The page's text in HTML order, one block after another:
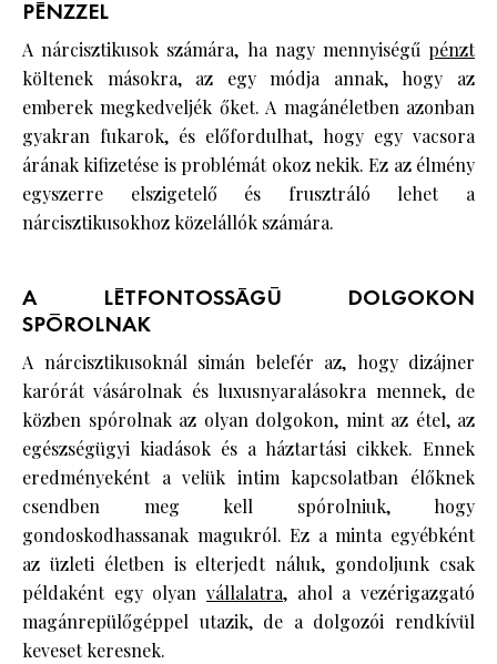
PÉNZZEL
A nárcisztikusok számára, ha nagy mennyiségű pénzt
költenek másokra, az egy módja annak, hogy az
emberek megkedveljék őket. A magánéletben azonban
gyakran fukarok, és előfordulhat, hogy egy vacsora
árának kifizetése is problémát okoz nekik. Ez az élmény
egyszerre elszigetelő és frusztráló lehet a
nárcisztikusokhoz közelállók számára.
A LÉTFONTOSSÁGÚ DOLGOKON
SPÓROLNAK
A nárcisztikusoknál simán belefér az, hogy dizájner
karórát vásárolnak és luxusnyaralásokra mennek, de
közben spórolnak az olyan dolgokon, mint az étel, az
egészségügyi kiadások és a háztartási cikkek. Ennek
eredményeként a velük intim kapcsolatban élőknek
csendben meg kell spórolniuk, hogy
gondoskodhassanak magukról. Ez a minta egyébként
az üzleti életben is elterjedt náluk, gondoljunk csak
példaként egy olyan vállalatra, ahol a vezérigazgató
magánrepülőgéppel utazik, de a dolgozói rendkívül
keveset keresnek.